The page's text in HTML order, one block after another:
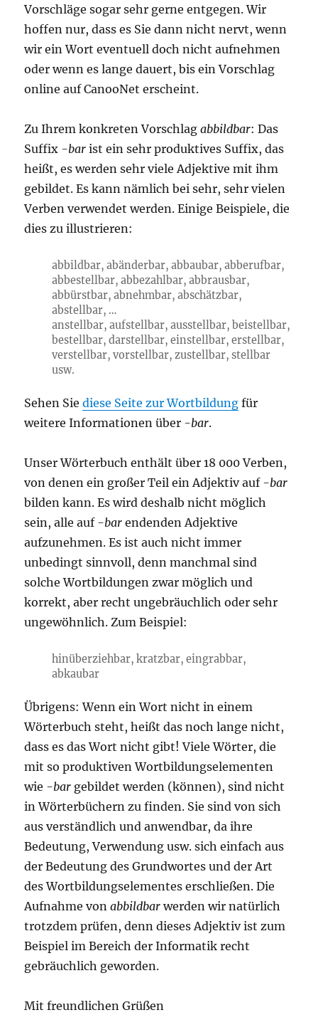
Vorschläge sogar sehr gerne entgegen. Wir
hoffen nur, dass es Sie dann nicht nervt, wenn
wir ein Wort eventuell doch nicht aufnehmen
oder wenn es lange dauert, bis ein Vorschlag
online auf CanooNet erscheint.
Zu Ihrem konkreten Vorschlagabbildbar: Das
Suffix -bar ist ein sehr produktives Suffix, das
heißt, es werden sehr viele Adjektive mit ihm
gebildet. Es kann nämlich bei sehr, sehr vielen
Verben verwendet werden. Einige Beispiele, die
dies zu illustrieren:
abbildbar, abänderbar, abbaubar, abberufbar,
abbestellbar, abbezahlbar, abbrausbar,
abbürstbar, abnehmbar, abschätzbar,
abstellbar, …
anstellbar, aufstellbar, ausstellbar, beistellbar,
bestellbar, darstellbar, einstellbar, erstellbar,
verstellbar, vorstellbar, zustellbar, stellbar
usw.
Sehen Siediese Seite zur Wortbildung für
weitere Informationen über -bar.
Unser Wörterbuch enthält über 18 000 Verben,
von denen ein großer Teil ein Adjektiv auf -bar
bilden kann. Es wird deshalb nicht möglich
sein, alle auf -bar endenden Adjektive
aufzunehmen. Es ist auch nicht immer
unbedingt sinnvoll, denn manchmal sind
solche Wortbildungen zwar möglich und
korrekt, aber recht ungebräuchlich oder sehr
ungewöhnlich. Zum Beispiel:
hinüberziehbar, kratzbar, eingrabbar,
abkaubar
Übrigens: Wenn ein Wort nicht in einem
Wörterbuch steht, heißt das noch lange nicht,
dass es das Wort nicht gibt! Viele Wörter, die
mit so produktiven Wortbildungselementen
wie -bar gebildet werden (können), sind nicht
in Wörterbüchern zu finden. Sie sind von sich
aus verständlich und anwendbar, da ihre
Bedeutung, Verwendung usw. sich einfach aus
der Bedeutung des Grundwortes und der Art
des Wortbildungselementes erschließen. Die
Aufnahme vonabbildbar werden wir natürlich
trotzdem prüfen, denn dieses Adjektiv ist zum
Beispiel im Bereich der Informatik recht
gebräuchlich geworden.
Mit freundlichen Grüßen